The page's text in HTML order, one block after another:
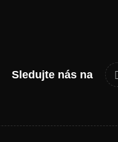
Sledujte nás na